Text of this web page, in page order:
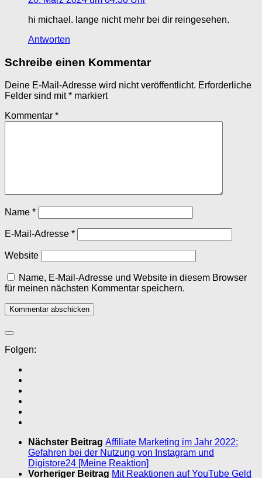
hi michael. lange nicht mehr bei dir reingesehen.
Antworten
Schreibe einen Kommentar
Deine E-Mail-Adresse wird nicht veröffentlicht. Erforderliche
Felder sind mit* markiert
Kommentar *
Name *
E-Mail-Adresse *
Website
Name, E-Mail-Adresse und Website in diesem Browser
für meinen nächsten Kommentar speichern.
Folgen:
Nächster Beitrag Affiliate Marketing im Jahr 2022:
Gefahren bei der Nutzung von Instagram und
Digistore24 [Meine Reaktion]
Vorheriger Beitrag Mit Reaktionen auf YouTube Geld